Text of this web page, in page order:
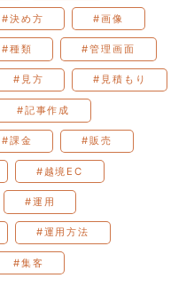
#決め方 #画像
#種類 #管理画面
#見方 #見積もり
#記事作成
#課金 #販売
#越境EC
#運用
#運用方法
#集客